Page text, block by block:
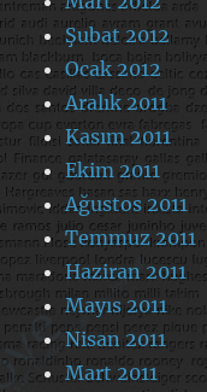
Şubat 2012
Ocak 2012
Aralık 2011
Kasım 2011
Ekim 2011
Ağustos 2011
Temmuz 2011
Haziran 2011
Mayıs 2011
Nisan 2011
Mart 2011